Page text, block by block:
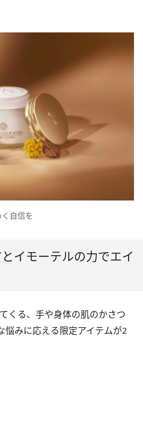
自信を
イモーテルの力でエイ
くる、手や身体の肌のかさつ
みに応える限定アイテムが2